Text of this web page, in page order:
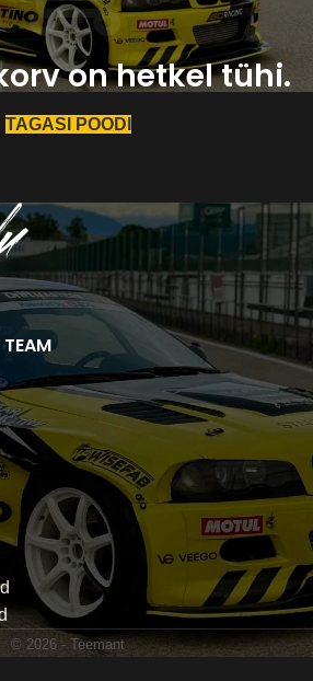
on hetkel tühi.
TAGASI POODI
© 2026 - Teemant